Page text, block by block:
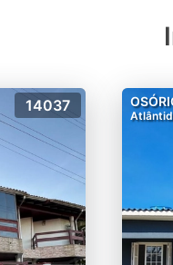
14037